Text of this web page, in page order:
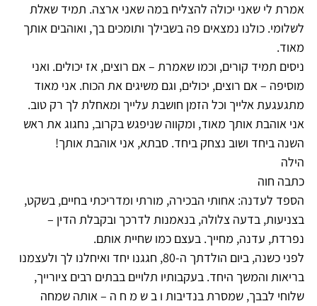
אמרת לי שאני יכולה להצליח במה שאני ארצה. תמיד שאלת
לשלומי. כולנו נמצאים פה בשבילך ותומכים בך, ואוהבים אותך
מאוד.
ניסים תמיד קורים, וכמו שאמרת – אם רוצים, אז יכולים. ואני
מוסיפה – אם רוצים, יכולים, וגם משיגים את הכוח. אני מאוד
מתגעגעת אלייך וכל הזמן חושבת עלייך ומאחלת לך רק טוב.
אני אוהבת אותך מאוד, ומקווה שניפגש בקרוב, נחגוג את ראש
השנה ביחד ושוב נצחק ביחד. סבתא, אני אוהבת אותך!
הילה
כתבה חוה
הספד לעדנה: אחותי הבכירה, מורתי ומדריכתי בחיים, בשקט,
בצניעות, בדעה צלולה, בנאמנות לדרכך ובקבלת הדין –
נפרדת, עדנה, מחייך. בעצם כמו שחיית אותם.
לפני כשנה, ביום הולדתך ה-80, חגגנו יחד ואיחלנו לך ולעצמנו
בריאות והמשך היחד. בעקבותיו תלויים בבתים רבים ציורייך,
שלוחי לבבך, שמסרת בנדיבות ו ב ש מ ח ה – אותה שמחה